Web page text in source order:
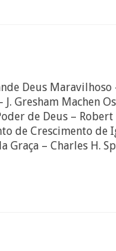
Deus
Gresham Machen
de Deus –
de Crescimento de
Graça – Charles H.